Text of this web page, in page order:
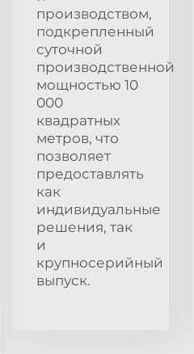
производством,
подкрепленный
суточной
производственной
мощностью 10
000
квадратных
метров, что
позволяет
предоставлять
как
индивидуальные
решения, так
и
крупносерийный
выпуск.